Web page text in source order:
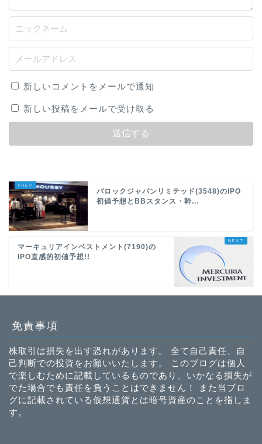
新しいコメントをメールで通知
新しい投稿をメールで受け取る
バロックジャパンリミテッド(3548)のIPO
初値予想とBBスタンス・幹...
マーキュリアインベストメント(7190)の
IPO直感的初値予想!!
免責事項
株取引は損失を出す恐れがあります。 全て自己責任、自
己判断での投資をお願いいたします。 このブログは個人
で楽しむために記載しているものであり、いかなる損失が
でた場合でも責任を負うことはできません！ また当ブロ
グに記載されている仮想通貨とは暗号資産のことを指しま
す。